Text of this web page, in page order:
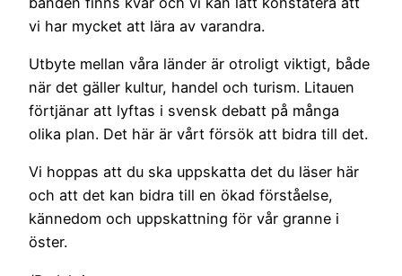
vi har mycket att lära av varandra.
Utbyte mellan våra länder är otroligt viktigt, både
när det gäller kultur, handel och turism. Litauen
förtjänar att lyftas i svensk debatt på många
olika plan. Det här är vårt försök att bidra till det.
Vi hoppas att du ska uppskatta det du läser här
och att det kan bidra till en ökad förståelse,
kännedom och uppskattning för vår granne i
öster.